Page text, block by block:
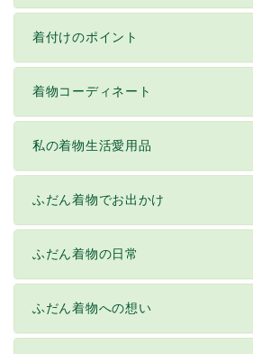
着付けのポイント
着物コーディネート
私の着物生活愛用品
ふだん着物でお出かけ
ふだん着物の日常
ふだん着物への想い